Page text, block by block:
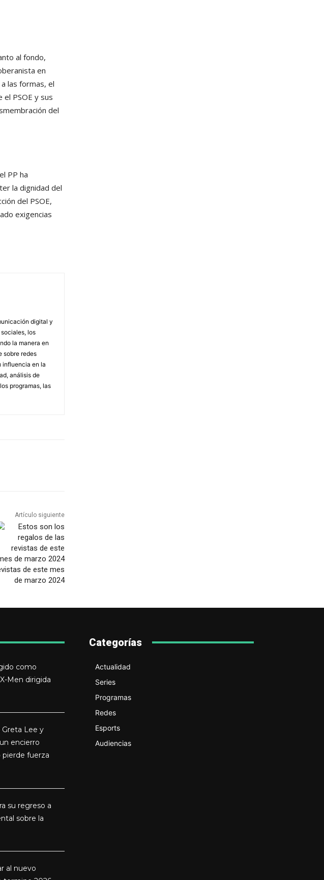
al fondo,
en
las formas, el
PSOE y sus
del
PP ha
la dignidad del
del PSOE,
exigencias
digital y
los
la manera en
sobre redes
influencia en la
análisis de
programas, las
Artículo siguiente
de este mes
de marzo 2024
como
Men dirigida
Greta Lee y
encierro
fuerza
su regreso a
sobre la
al nuevo
Categorías
Actualidad
Series
Programas
Redes
Esports
Audiencias